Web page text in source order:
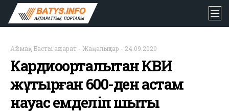
Аймақ- Басты ақпарат - Жаңалықтар - 24.09.2020
Кардиоорталықтан КВИ
жұқтырған 600-ден астам
науқас емделіп шықты